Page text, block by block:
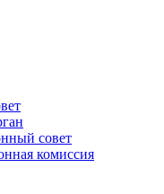
совет
комиссия